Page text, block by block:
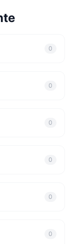
0
0
0
0
0
0